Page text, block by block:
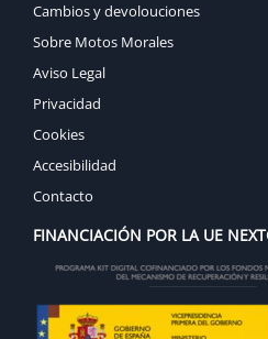
Cambios y devolouciones
Sobre Motos Morales
Aviso Legal
Privacidad
Cookies
Accesibilidad
Contacto
FINANCIACIÓN POR LA UE